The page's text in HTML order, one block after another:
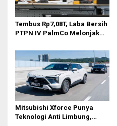
Tembus Rp7,08T, Laba Bersih
PTPN IV PalmCo Melonjak
Ditopang Produksi dan
Efisiensi
Mitsubishi Xforce Punya
Teknologi Anti Limbung,